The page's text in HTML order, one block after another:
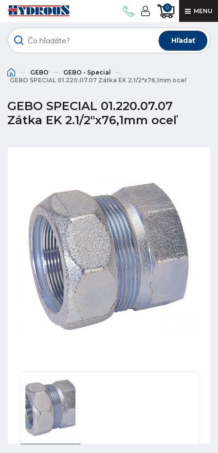
0 MENU
Hľadať
GEBO
GEBO - Special
GEBO SPECIAL 01.220.07.07 Zátka EK 2.1/2"x76,1mm oceľ
GEBO SPECIAL 01.220.07.07
Zátka EK 2.1/2"x76,1mm oceľ